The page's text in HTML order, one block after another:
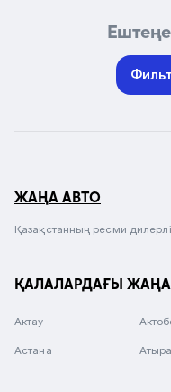
ЖАҢА АВТО
Қазақстанның ресми
ҚАЛАЛАРДАҒЫ ЖАҢА
Актау
Астана